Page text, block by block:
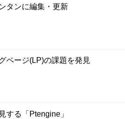
タンに編集・更新
ページ(LP)の課題を発見
する「Ptengine」